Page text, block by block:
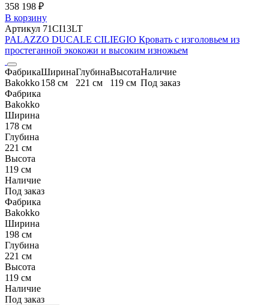
358 198 ₽
В корзину
Артикул 71CI13LT
PALAZZO DUCALE CILIEGIO Кровать с изголовьем из
простеганной экокожи и высоким изножьем
Фабрика
Bakokko
Ширина
158 см
Глубина
221 см
Высота
119 см
Наличие
Под заказ
Фабрика
Bakokko
Ширина
178 см
Глубина
221 см
Высота
119 см
Наличие
Под заказ
Фабрика
Bakokko
Ширина
198 см
Глубина
221 см
Высота
119 см
Наличие
Под заказ